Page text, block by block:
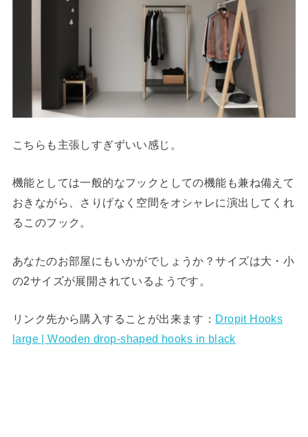
こちらも主張しすぎずいい感じ。
機能としては一般的なフックとしての機能も兼ね備えて
おきながら、さりげなく空間をオシャレに演出してくれ
るこのフック。
あなたのお部屋にもいかがでしょうか？サイズは大・小
の2サイズが展開されているようです。
リンク先から購入することが出来ます： Dropit Hooks
large | Wooden drop-shaped hooks in black